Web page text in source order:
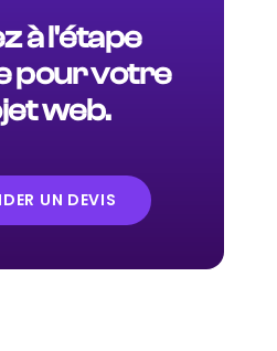
à l'étape
pour votre
web.
UN DEVIS